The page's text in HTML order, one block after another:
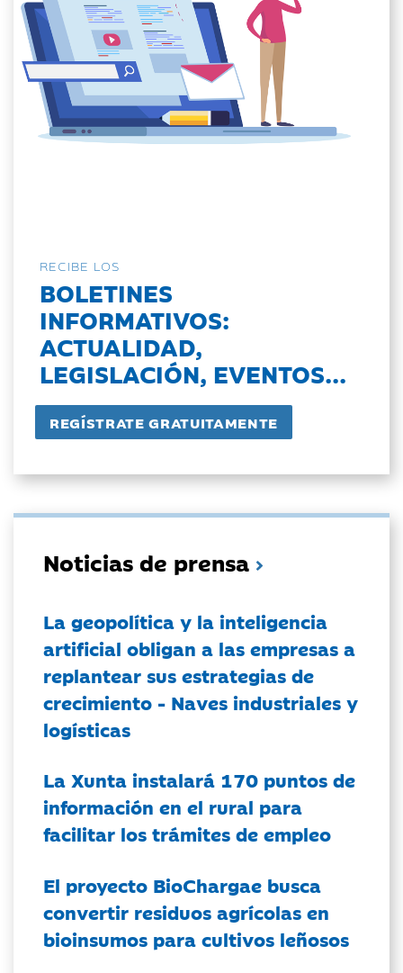
RECIBE LOS
BOLETINES
INFORMATIVOS:
ACTUALIDAD,
LEGISLACIÓN, EVENTOS...
Noticias de prensa
La geopolítica y la inteligencia
artificial obligan a las empresas a
replantear sus estrategias de
crecimiento - Naves industriales y
logísticas
La Xunta instalará 170 puntos de
información en el rural para
facilitar los trámites de empleo
El proyecto BioChargae busca
convertir residuos agrícolas en
bioinsumos para cultivos leñosos